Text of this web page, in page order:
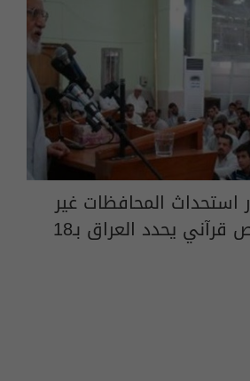
استحداث المحافظات غير
سياسي ولا يوجد نص قرآني يحدد العراق بـ18